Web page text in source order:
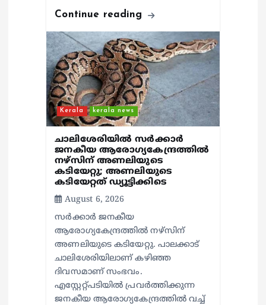
Continue reading
Kerala kerala news
ചാലിശേരിയില്‍ സര്‍ക്കാര്‍
ജനകീയ ആരോഗ്യകേന്ദ്രത്തില്‍
നഴ്സിന് അണലിയുടെ
കടിയേറ്റു; അണലിയുടെ
കടിയേറ്റത് ഡ്യൂട്ടിക്കിടെ
August 6, 2026
സര്‍ക്കാര്‍ ജനകീയ
ആരോഗ്യകേന്ദ്രത്തില്‍ നഴ്സിന്
അണലിയുടെ കടിയേറ്റു. പാലക്കാട്
ചാലിശേരിയിലാണ് കഴിഞ്ഞ
ദിവസമാണ് സംഭവം.
എസ്റ്റേറ്റ്പടിയില്‍ പ്രവര്‍ത്തിക്കുന്ന
ജനകീയ ആരോഗ്യകേന്ദ്രത്തില്‍ വച്ച്